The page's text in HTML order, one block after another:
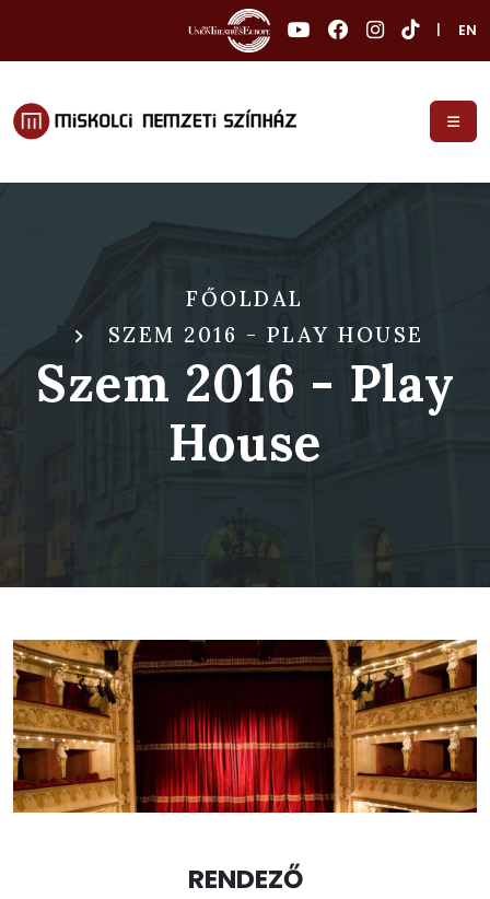
EN
FŐOLDAL
SZEM 2016 - PLAY HOUSE
Szem 2016 - Play
House
RENDEZŐ